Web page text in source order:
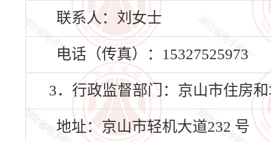
联系人：刘女士
电话（传真）：15327525973
3．行政监督部门：京山市住房
地址：京山市轻机大道232 号